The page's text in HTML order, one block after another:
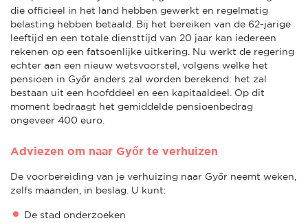
die officieel in het land hebben gewerkt en regelmatig
belasting hebben betaald. Bij het bereiken van de 62-jarige
leeftijd en een totale diensttijd van 20 jaar kan iedereen
rekenen op een fatsoenlijke uitkering. Nu werkt de regering
echter aan een nieuw wetsvoorstel, volgens welke het
pensioen in Győr anders zal worden berekend: het zal
bestaan uit een hoofddeel en een kapitaaldeel. Op dit
moment bedraagt het gemiddelde pensioenbedrag
ongeveer 400 euro.
Adviezen om naar Győr te verhuizen
De voorbereiding van je verhuizing naar Győr neemt weken,
zelfs maanden, in beslag. U kunt:
De stad onderzoeken